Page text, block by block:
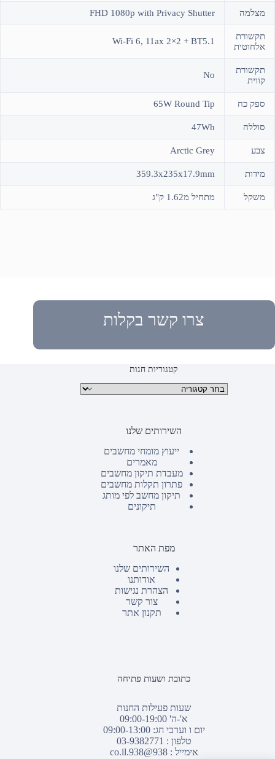
מצלמה FHD 1080p with Privacy Shutter
תקשורת
אלחוטית
Wi-Fi 6, 11ax 2×2 + BT5.1
תקשורת
קווית
No
ספק כח 65W Round Tip
סוללה 47Wh
צבע Arctic Grey
מידות 359.3x235x17.9mm
משקל מתחיל מ1.62 ק"ג
צרו קשר בקלות
קטגוריות חנות
קטגוריות מוצרים
השירותים שלנו
ייעוץ מומחי מחשבים
מאמרים
מעבדת תיקון מחשבים
פתרון תקלות מחשבים
תיקון מחשב לפי מותג
תיקונים
מפת האתר
השירותים שלנו
אודותנו
הצהרת נגישות
צור קשר
תקנון אתר
כתובת ושעות פתיחה
שעות פעילות החנות
א'-ה' 09:00-19:00
יום ו וערבי חג: 09:00-13:00
טלפון : 03-9382771
אימייל :938@938.co.il